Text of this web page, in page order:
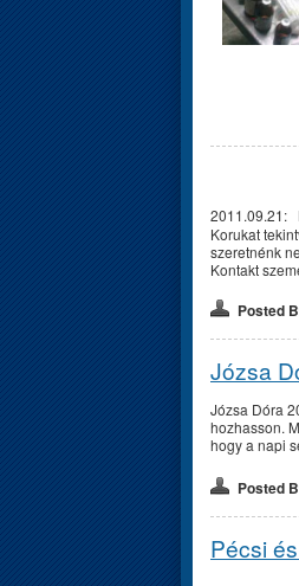
2011.09.21:
Korukat
szeretnénk
Kontakt
Posted
Józsa
Józsa Dóra
hozhasson.
hogy a napi
Posted
Pécsi